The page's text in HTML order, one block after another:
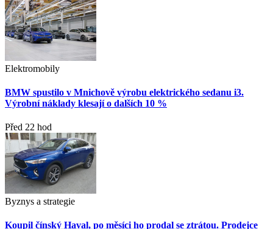
Elektromobily
BMW spustilo v Mnichově výrobu elektrického sedanu i3.
Výrobní náklady klesají o dalších 10 %
Před 22 hod
Byznys a strategie
Koupil čínský Haval, po měsíci ho prodal se ztrátou. Prodejce